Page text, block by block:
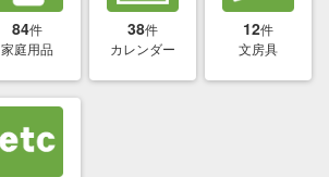
84件
家庭用品
38件
カレンダー
12件
文房具